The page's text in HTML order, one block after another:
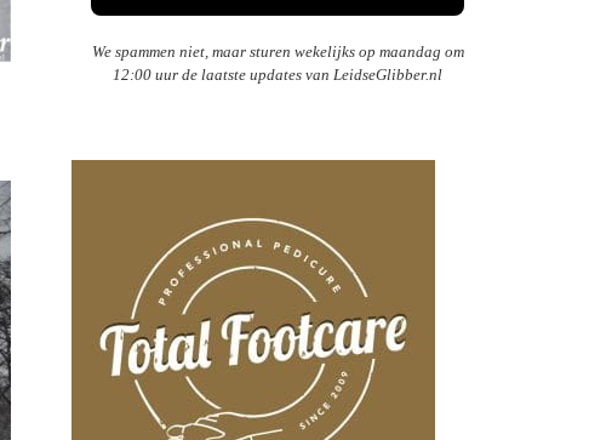
We spammen niet, maar sturen wekelijks op maandag om
12:00 uur de laatste updates van LeidseGlibber.nl